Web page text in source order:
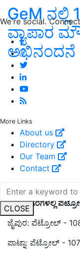
We're social.
More Links
About us
Directory
Our Team
Contact
CLOSE
GeM ನಲ್ಲಿ
ವ್ಯಾಪಾರ
ಅಭಿನಂದನೆ
ಇತರ ನಗರಗಳಲ್ಲಿ
ಜೈಪುರ: ಪೆಟ್ರೋಲ್ -
ಪಾಟ್ನಾ: ಪೆಟ್ರೋಲ್ -